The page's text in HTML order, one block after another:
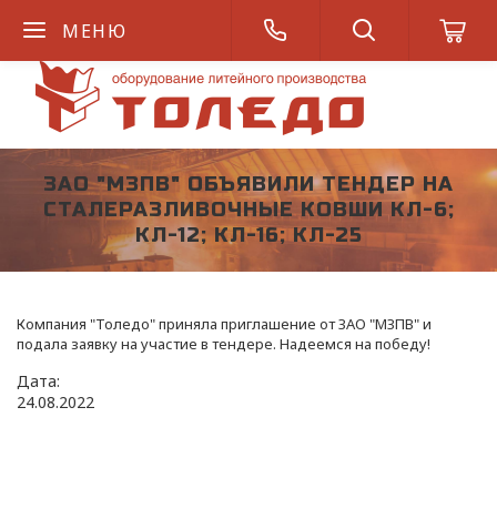
МЕНЮ
ЗАО "МЗПВ" ОБЪЯВИЛИ ТЕНДЕР НА
СТАЛЕРАЗЛИВОЧНЫЕ КОВШИ КЛ-6;
КЛ-12; КЛ-16; КЛ-25
Компания "Толедо" приняла приглашение от ЗАО "МЗПВ" и
подала заявку на участие в тендере. Надеемся на победу!
Дата:
24.08.2022